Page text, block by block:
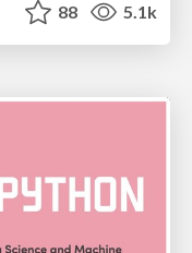
88 5.1k